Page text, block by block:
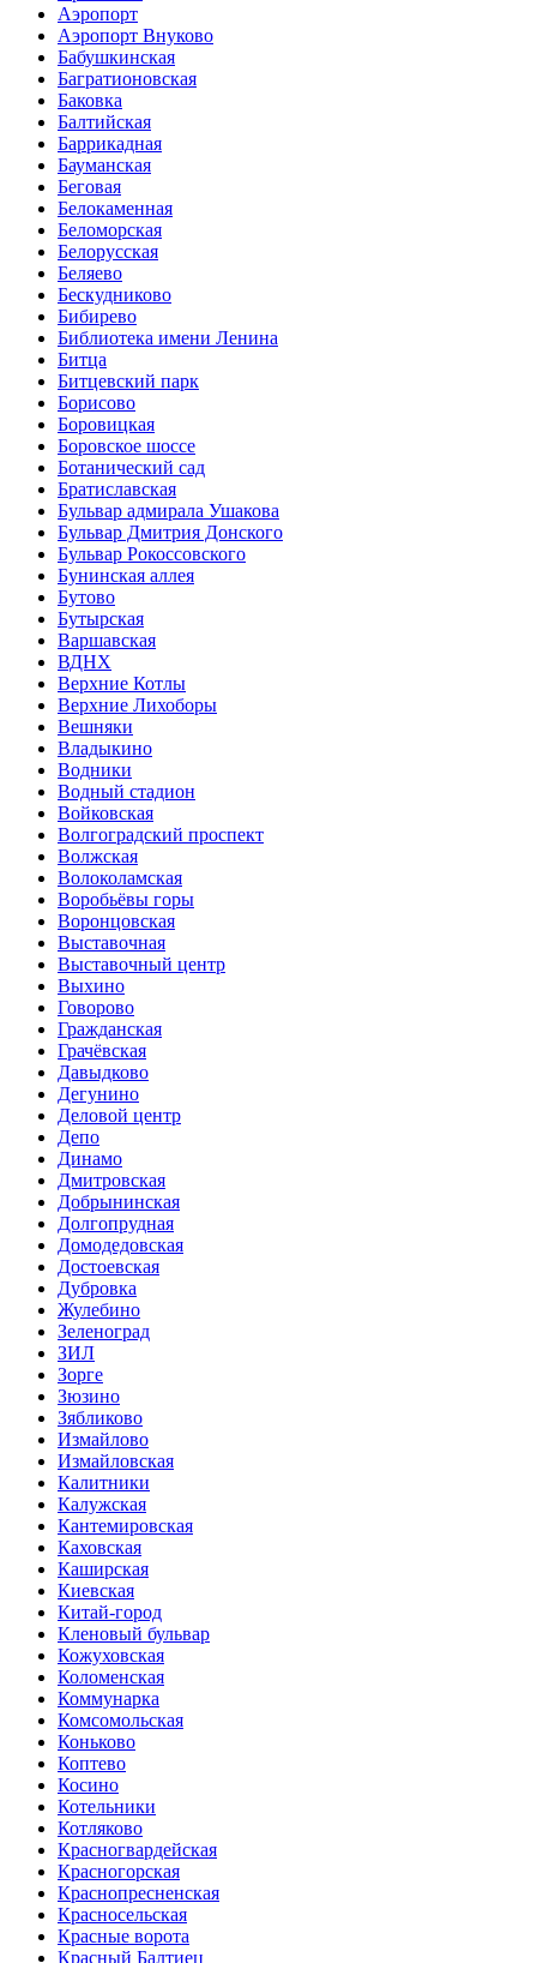
Аэропорт
Аэропорт Внуково
Бабушкинская
Багратионовская
Баковка
Балтийская
Баррикадная
Бауманская
Беговая
Белокаменная
Беломорская
Белорусская
Беляево
Бескудниково
Бибирево
Библиотека имени Ленина
Битца
Битцевский парк
Борисово
Боровицкая
Боровское шоссе
Ботанический сад
Братиславская
Бульвар адмирала Ушакова
Бульвар Дмитрия Донского
Бульвар Рокоссовского
Бунинская аллея
Бутово
Бутырская
Варшавская
ВДНХ
Верхние Котлы
Верхние Лихоборы
Вешняки
Владыкино
Водники
Водный стадион
Войковская
Волгоградский проспект
Волжская
Волоколамская
Воробьёвы горы
Воронцовская
Выставочная
Выставочный центр
Выхино
Говорово
Гражданская
Грачёвская
Давыдково
Дегунино
Деловой центр
Депо
Динамо
Дмитровская
Добрынинская
Долгопрудная
Домодедовская
Достоевская
Дубровка
Жулебино
Зеленоград
ЗИЛ
Зорге
Зюзино
Зябликово
Измайлово
Измайловская
Калитники
Калужская
Кантемировская
Каховская
Каширская
Киевская
Китай-город
Кленовый бульвар
Кожуховская
Коломенская
Коммунарка
Комсомольская
Коньково
Коптево
Косино
Котельники
Котляково
Красногвардейская
Красногорская
Краснопресненская
Красносельская
Красные ворота
Красный Балтиец